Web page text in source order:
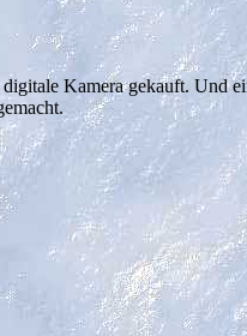
Kamera gekauft. Und